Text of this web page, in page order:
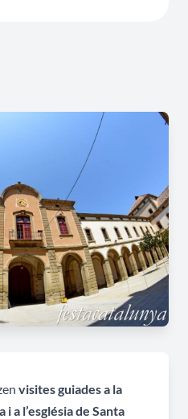
visites guiades a la
a l’església de Santa